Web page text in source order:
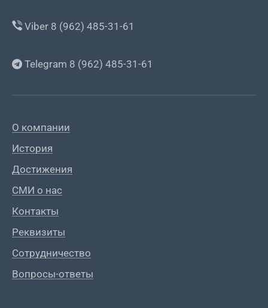
Viber 8 (962) 485-31-61
Telegram 8 (962) 485-31-61
О компании
История
Достижения
СМИ о нас
Контакты
Реквизиты
Сотрудничество
Вопросы-ответы